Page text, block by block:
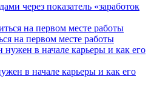
через показатель «заработок
на первом месте работы
в начале карьеры и как его